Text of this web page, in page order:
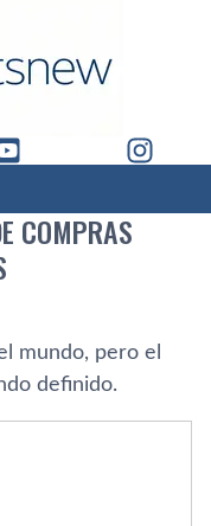
COMPRAS
mundo, pero el
definido.